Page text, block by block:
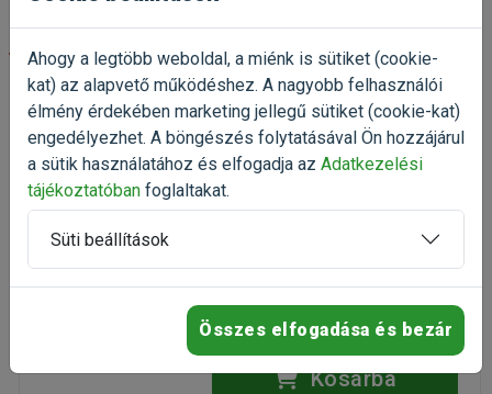
-30%
Versele-Laga NutriBird Orlux
Gold Crumble Big Parakeets
& Parrots Eggfood 4kg
lágyeleség
Kiszerelés: 4kg / Vödör
Rendelhető
10 105 Ft 14 436 Ft
Kosárba
Ahogy a legtöbb weboldal, a miénk is sütiket (cookie-
kat) az alapvető működéshez. A nagyobb felhasználói
élmény érdekében marketing jellegű sütiket (cookie-kat)
engedélyezhet. A böngészés folytatásával Ön hozzájárul
a sütik használatához és elfogadja az Adatkezelési
tájékoztatóban foglaltakat.
Süti beállítások
Összes elfogadása és bezár